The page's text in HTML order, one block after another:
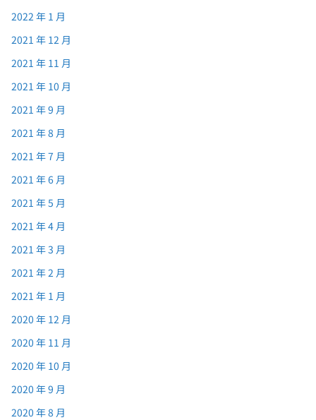
2022 年 1 月
2021 年 12 月
2021 年 11 月
2021 年 10 月
2021 年 9 月
2021 年 8 月
2021 年 7 月
2021 年 6 月
2021 年 5 月
2021 年 4 月
2021 年 3 月
2021 年 2 月
2021 年 1 月
2020 年 12 月
2020 年 11 月
2020 年 10 月
2020 年 9 月
2020 年 8 月